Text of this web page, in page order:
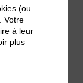
(ou
Votre
à leur
plus